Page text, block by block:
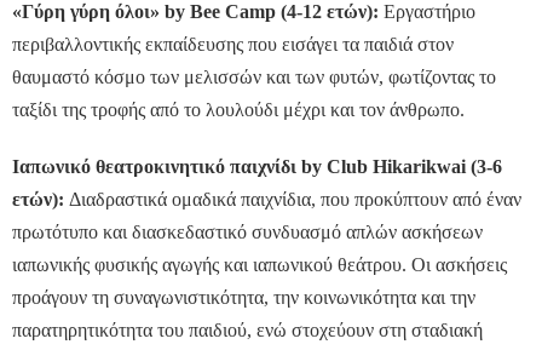
«Γύρη γύρη όλοι» by Bee Camp (4-12 ετών): Εργαστήριο
περιβαλλοντικής εκπαίδευσης που εισάγει τα παιδιά στον
θαυμαστό κόσμο των μελισσών και των φυτών, φωτίζοντας το
ταξίδι της τροφής από το λουλούδι μέχρι και τον άνθρωπο.
Ιαπωνικό θεατροκινητικό παιχνίδι by Club Hikarikwai (3-6
ετών): Διαδραστικά ομαδικά παιχνίδια, που προκύπτουν από έναν
πρωτότυπο και διασκεδαστικό συνδυασμό απλών ασκήσεων
ιαπωνικής φυσικής αγωγής και ιαπωνικού θεάτρου. Οι ασκήσεις
προάγουν τη συναγωνιστικότητα, την κοινωνικότητα και την
παρατηρητικότητα του παιδιού, ενώ στοχεύουν στη σταδιακή